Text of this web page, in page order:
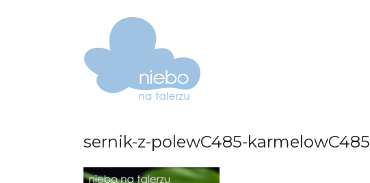
sernik-z-polewC485-karmelowC485